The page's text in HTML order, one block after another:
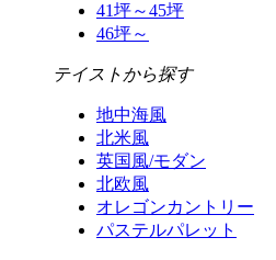
41坪～45坪
46坪～
テイストから探す
地中海風
北米風
英国風/モダン
北欧風
オレゴンカントリー
パステルパレット